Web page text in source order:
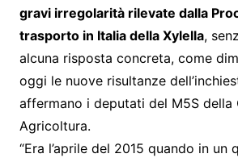
gravi irregolarità rilevate dalla
trasporto in Italia della Xylella,
alcuna risposta concreta, come
oggi le nuove risultanze
affermano i deputati del M5S della
Agricoltura.
“Era l’aprile del 2015 quando in un